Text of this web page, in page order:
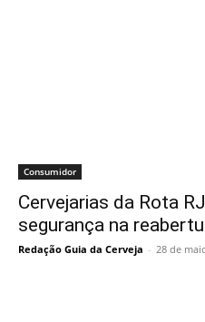
Consumidor
Cervejarias da Rota
segurança na
Redação Guia da Cerveja - 28 de